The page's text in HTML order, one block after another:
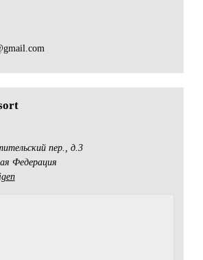
пер., д.3
Федерация